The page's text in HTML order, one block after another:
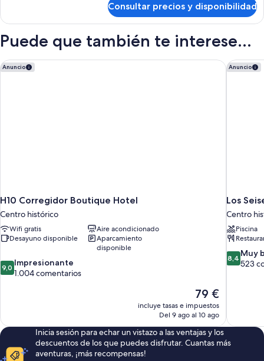
Double
Consultar precios y disponibilidad
Puede que también te interese...
Anuncio
H10 Corregidor Boutique Hotel
Centro histórico
Wifi gratis
Aire acondicionado
Desayuno disponible
Aparcamiento
disponible
9.0
sobre
9,0 Impresionante
1.004 comentarios
El
precio
actual
de
79 €
79 €
incluye tasas e impuestos
Del 9 ago al 10 ago
H10 Corregidor Boutique Hotel Anuncio
Los
Centro
Piscina
8.4
sobre
8,4 Muy
523
Los
Inicia sesión para echar un vistazo a las ventajas y los
descuentos de los que puedes disfrutar. Cuantas más
aventuras, ¡más recompensas!